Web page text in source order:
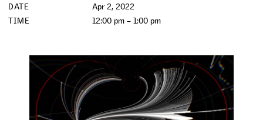
PRO AMM
RES ENC Y
PUBLICATIONS
DATE
Apr 2, 2022
TIME
12:00 pm – 1:00 pm